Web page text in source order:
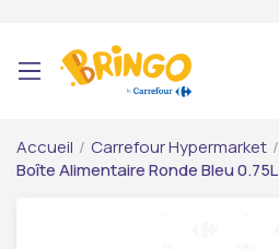
Accueil / Carrefour Hypermarket /
Boîte Alimentaire Ronde Bleu 0.75L